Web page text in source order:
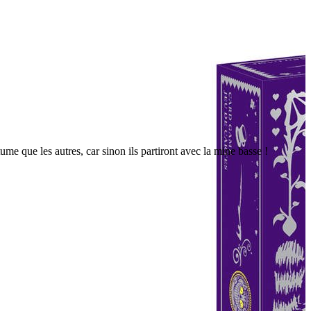
que les autres, car sinon ils partiront avec la mine basse !